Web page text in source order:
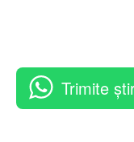
Trimite